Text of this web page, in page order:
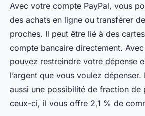
Avec votre compte PayPal, vous
des achats en ligne ou transférer
proches. Il peut être lié à des
compte bancaire directement.
pouvez restreindre votre dépense
l’argent que vous voulez
aussi une possibilité de fraction de
ceux-ci, il vous offre 2,1 % de